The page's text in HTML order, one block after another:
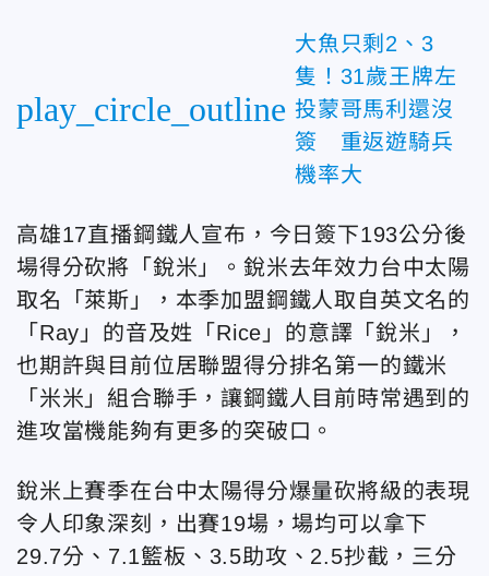
play_circle_outline
大魚只剩2、3
隻！31歲王牌左
投蒙哥馬利還沒
簽 重返遊騎兵
機率大
高雄17直播鋼鐵人宣布，今日簽下193公分後
場得分砍將「銳米」。銳米去年效力台中太陽
取名「萊斯」，本季加盟鋼鐵人取自英文名的
「Ray」的音及姓「Rice」的意譯「銳米」，
也期許與目前位居聯盟得分排名第一的鐵米
「米米」組合聯手，讓鋼鐵人目前時常遇到的
進攻當機能夠有更多的突破口。
銳米上賽季在台中太陽得分爆量砍將級的表現
令人印象深刻，出賽19場，場均可以拿下
29.7分、7.1籃板、3.5助攻、2.5抄截，三分